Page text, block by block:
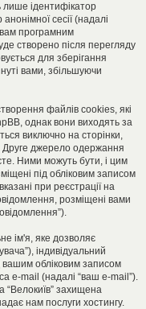
ідентифікатор
сесії (надалі
програмним
створено після перегляду
для зберігання
вами, збільшуючи
файлів cookies, які
однак вони виходять за
виключно на сторінки,
Друге джерело одержання
Ними можуть бути, і цим
під обліковим записом
при реєстрації на
розміщені вами
ім'я, яке дозволяє
індивідуальний
вашим обліковим записом
e-mail (надалі “ваш e-mail”).
“Велокиїв” захищена
нам послуги хостингу.